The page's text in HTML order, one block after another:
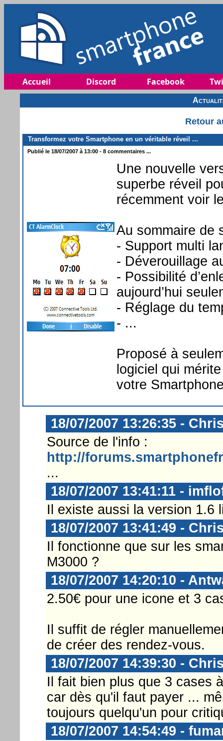
Accueil Discord Facebook
Retour
Transformez votre Smartphone en un véritable réveil ...
Publié le 18/07/2007 à 13:00 - 8 commentaires ...
Une nouvelle
superbe réveil
récemment voir
Au sommaire de
- Support multi
- Déverouillage
- Possibilité
aujourd’hui
- Réglage du
- ...
Proposé à
logiciel qui
votre
18/07/2007 13:26:35 -
Source de l'info :
http://
...
18/07/2007 13:41:11 -
Il existe aussi la version 1.6
18/07/2007 13:41:49 -
Il fonctionne que sur les
M3000 ?
18/07/2007 14:20:10 -
2.50€ pour une icone et 3
Il suffit de régler
de créer des rendez-vous.
18/07/2007 14:39:30 -
Il fait bien plus que 3 cases
car dès qu'il faut payer ...
toujours quelqu'un pour
18/07/2007 14:54:49 -